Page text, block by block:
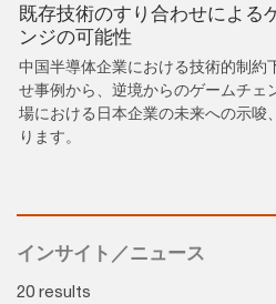
既存技術のすり合わせによる
ンジの可能性
中国半導体企業における技術的制約
せ事例から、逆境からのゲームチェ
場における日本企業の未来への示唆
ります。
インサイト／ニュース
20 results